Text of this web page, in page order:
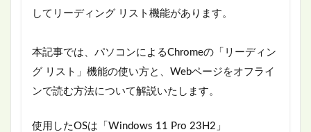
してリーディング リスト機能があります。
本記事では、パソコンによるChromeの「リーディン
グ リスト」機能の使い方と、Webページをオフライ
ンで読む方法について解説いたします。
使用したOSは「Windows 11 Pro 23H2」